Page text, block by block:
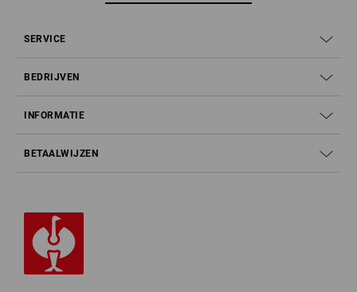
SERVICE
BEDRIJVEN
INFORMATIE
BETAALWIJZEN